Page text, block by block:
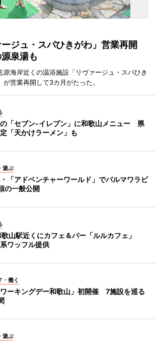
ジュ・スパひきがわ」営業再開
泉湯も
原海岸近くの温浴施設「リヴァージュ・スパひき
営業再開して3カ月がたった。
「セブン-イレブン」に和歌山メニュー 県
「天かけラーメン」も
遊ぶ
「アドベンチャーワールド」でパルマワラビ
の一般公開
歌山駅近くにカフェ＆バー「ルルカフェ」
ワッフル提供
・働く
ワーキングデー和歌山」初開催 7施設を巡る
遊ぶ